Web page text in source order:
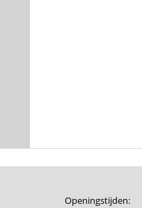
Openingstijden: